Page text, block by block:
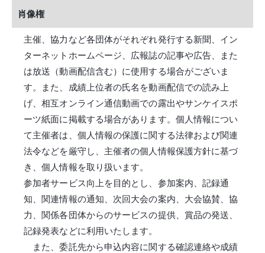
肖像権
主催、協力など各団体がそれぞれ発行する新聞、イン
ターネットホームページ、広報誌の記事や広告、また
は放送（動画配信含む）に使用する場合がございま
す。また、成績上位者の氏名を動画配信での読み上
げ、相互オンライン通信動画での露出やサンケイスポ
ーツ紙面に掲載する場合があります。個人情報につい
て主催者は、個人情報の保護に関する法律および関連
法令などを厳守し、主催者の個人情報保護方針に基づ
き、個人情報を取り扱います。
参加者サービス向上を目的とし、参加案内、記録通
知、関連情報の通知、次回大会の案内、大会協賛、協
力、関係各団体からのサービスの提供、賞品の発送、
記録発表などに利用いたします。
また、委託先から申込内容に関する確認連絡や成績